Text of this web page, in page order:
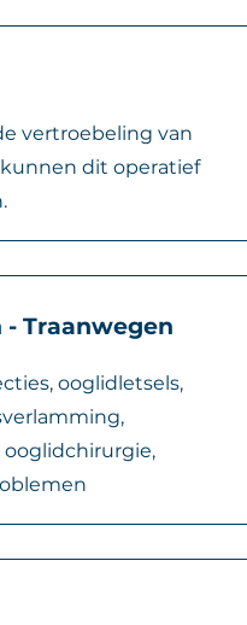
vertroebeling van
dit operatief
- Traanwegen
ooglidletsels,